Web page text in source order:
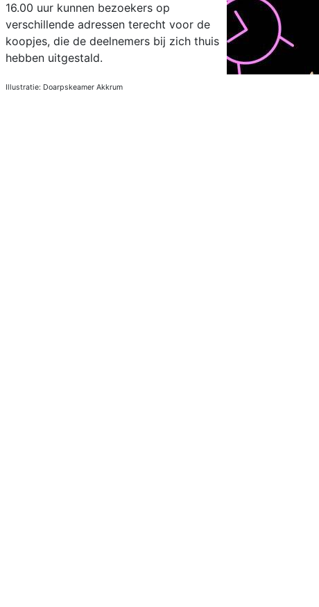
16.00 uur kunnen bezoekers op
verschillende adressen terecht voor de
koopjes, die de deelnemers bij zich thuis
hebben uitgestald.
Illustratie: Doarpskeamer Akkrum